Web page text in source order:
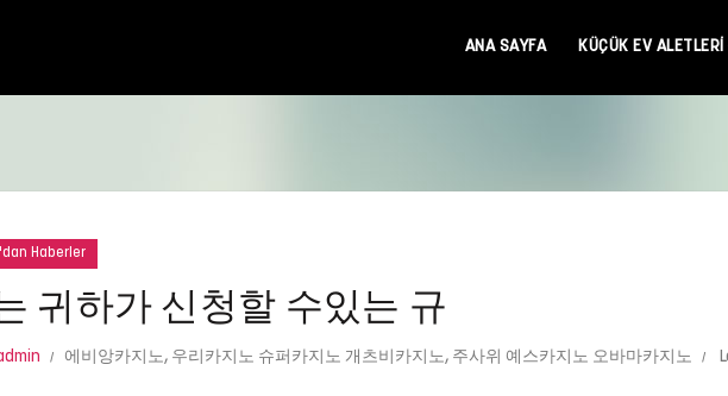
ANA SAYFA KÜÇÜK EV ALETLERI
Haberler
귀하가 신청할 수있는 규
에비앙카지노, 우리카지노 슈퍼카지노 개츠비카지노, 주사위 예스카지노 오바마카지노